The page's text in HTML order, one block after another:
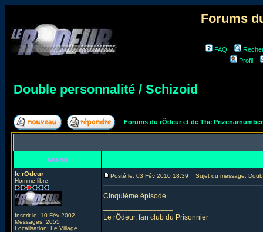
Forums
FAQ
Profil
Double personnalité / Schizoid
Forums du rÔdeur et de The
Auteur
le rOdeur
Homme libre
Inscrit le: 10 Fév 2002
Messages: 2055
Localisation: Le Village
Posté le: 03 Fév 2010 18:39 Sujet du message:
Cinquième épisode
Le rÔdeur, fan club du Prisonnier